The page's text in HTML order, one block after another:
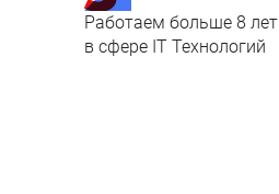
Работаем больше 8 лет
в сфере IT Технологий